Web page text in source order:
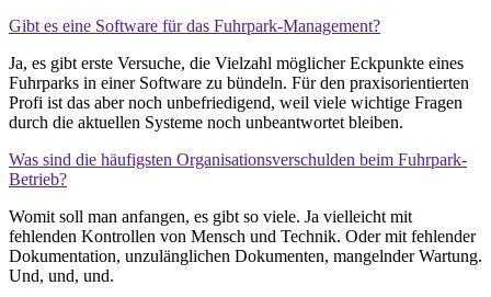
Gibt es eine Software für das Fuhrpark-Management?
Ja, es gibt erste Versuche, die Vielzahl möglicher Eckpunkte eines
Fuhrparks in einer Software zu bündeln. Für den praxisorientierten
Profi ist das aber noch unbefriedigend, weil viele wichtige Fragen
durch die aktuellen Systeme noch unbeantwortet bleiben.
Was sind die häufigsten Organisationsverschulden beim Fuhrpark-
Betrieb?
Womit soll man anfangen, es gibt so viele. Ja vielleicht mit
fehlenden Kontrollen von Mensch und Technik. Oder mit fehlender
Dokumentation, unzulänglichen Dokumenten, mangelnder Wartung.
Und, und, und.